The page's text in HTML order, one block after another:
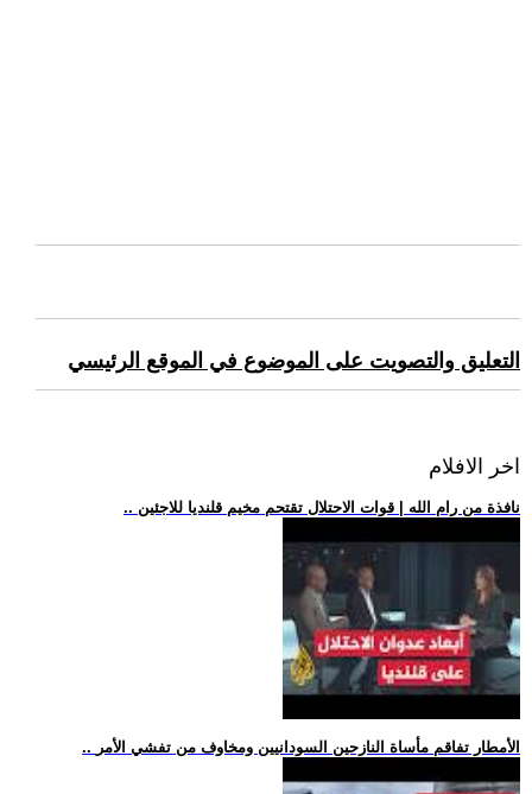
التعليق والتصويت على الموضوع في الموقع الرئيسي
اخر الافلام
.. نافذة من رام الله | قوات الاحتلال تقتحم مخيم قلنديا للاجئين
.. الأمطار تفاقم مأساة النازحين السودانيين ومخاوف من تفشي الأمر